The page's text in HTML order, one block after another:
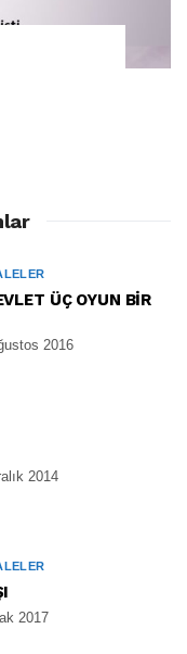
ÜÇ OYUN BİR
2016
2014
2017